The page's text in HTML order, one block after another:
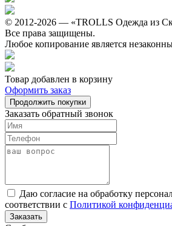
© 2012-2026 — «TROLLS Одежда из
Все права защищены.
Любое копирование является
Товар добавлен в корзину
Оформить заказ
Продолжить покупки
Заказать обратный звонок
Даю согласие на обработку
соответствии с Политикой
Заказать